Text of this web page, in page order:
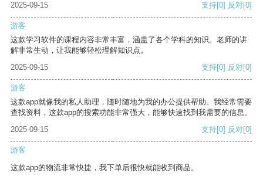
2025-09-15 支持[0] 反对[0]
游客
这款学习软件的课程内容非常丰富，涵盖了各个学科的知识。老师的讲
解非常生动，让我能够轻松理解知识点。
2025-09-15
支持[0] 反对[0]
游客
这款app就像我的私人助理，随时随地为我的办公提供帮助。我经常需要
查找资料，这款app的搜索功能非常强大，能够快速找到我需要的信息。
2025-09-15
支持[0] 反对[0]
游客
这款app的物流非常快捷，我下单后很快就能收到商品。